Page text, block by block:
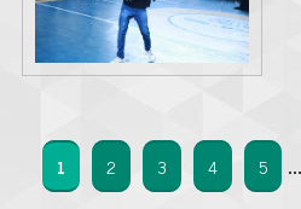
1 2 3 4 5 ...